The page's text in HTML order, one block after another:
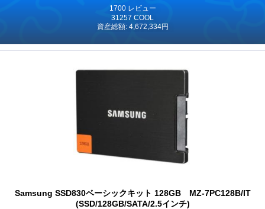
1700 レビュー
31257 COOL
資産総額: 4,672,334円
Samsung SSD830ベーシックキット 128GB MZ-7PC128B/IT
(SSD/128GB/SATA/2.5インチ)